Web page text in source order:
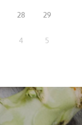
28
29
4 5